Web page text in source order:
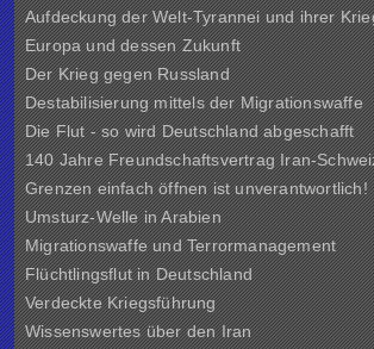
Aufdeckung der Welt-Tyrannei und ihrer
Europa und dessen Zukunft
Der Krieg gegen Russland
Destabilisierung mittels der Migrationswaffe
Die Flut - so wird Deutschland abgeschafft
140 Jahre Freundschaftsvertrag Iran-
Grenzen einfach öffnen ist unverantwortlich!
Umsturz-Welle in Arabien
Migrationswaffe und Terrormanagement
Flüchtlingsflut in Deutschland
Verdeckte Kriegsführung
Wissenswertes über den Iran